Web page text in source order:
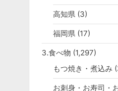
高知県(3)
福岡県(17)
3.食べ物 (1,297)
もつ焼き・煮込み
お刺身・お寿司・